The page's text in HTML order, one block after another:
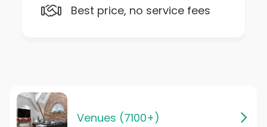
Best price, no service fees
Venues (7100+)